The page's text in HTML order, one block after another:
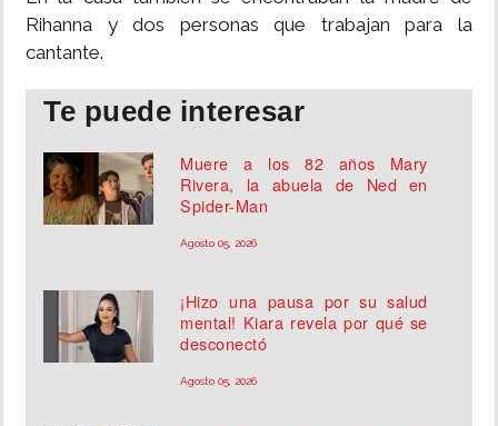
Rihanna y dos personas que trabajan para la
cantante.
Te puede interesar
Muere a los 82 años Mary
Rivera, la abuela de Ned en
Spider-Man
Agosto 05, 2026
¡Hizo una pausa por su salud
mental! Kiara revela por qué se
desconectó
Agosto 05, 2026